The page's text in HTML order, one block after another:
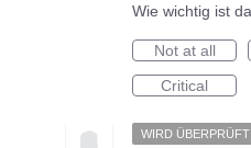
Wie wichtig ist
Not at all
Critical
WIRD ÜBERPRÜFT